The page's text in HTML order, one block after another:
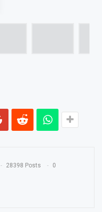
28398 Posts 0